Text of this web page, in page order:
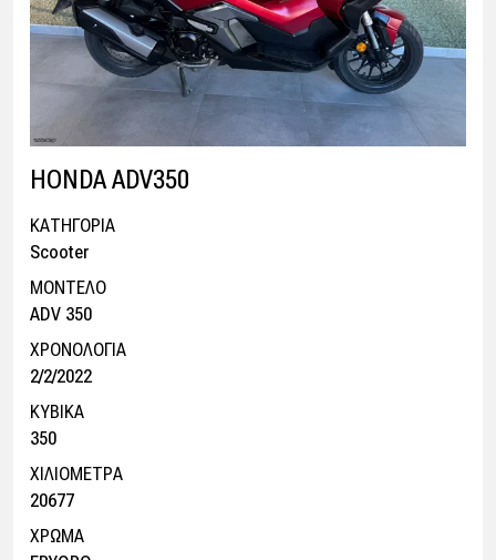
HONDA ADV350
ΚΑΤΗΓΟΡΙΑ
Scooter
ΜΟΝΤΕΛΟ
ADV 350
ΧΡΟΝΟΛΟΓΙΑ
2/2/2022
ΚΥΒΙΚΑ
350
ΧΙΛΙΟΜΕΤΡΑ
20677
ΧΡΩΜΑ